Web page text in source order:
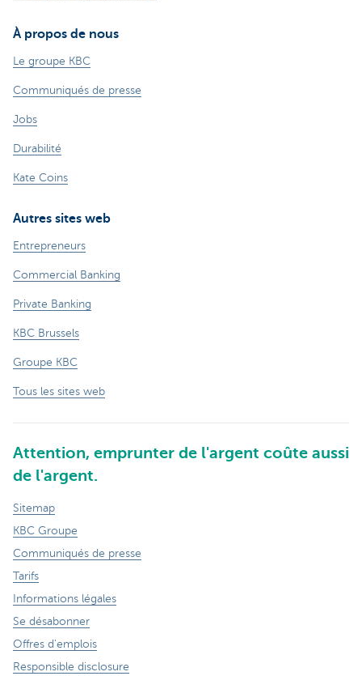
À propos de nous
Le groupe KBC
Communiqués de presse
Jobs
Durabilité
Kate Coins
Autres sites web
Entrepreneurs
Commercial Banking
Private Banking
KBC Brussels
Groupe KBC
Tous les sites web
Attention, emprunter de l'argent coûte aussi
de l'argent.
Sitemap
KBC Groupe
Communiqués de presse
Tarifs
Informations légales
Se désabonner
Offres d'emplois
Responsible disclosure